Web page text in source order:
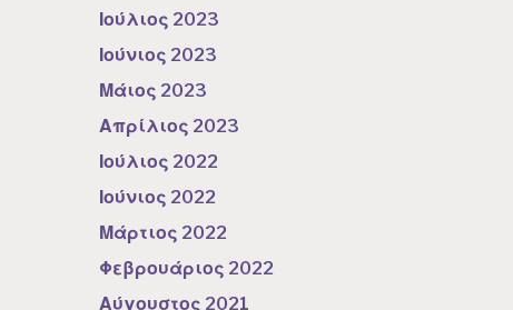
Ιούλιος 2023
Ιούνιος 2023
Μάιος 2023
Απρίλιος 2023
Ιούλιος 2022
Ιούνιος 2022
Μάρτιος 2022
Φεβρουάριος 2022
Αύγουστος 2021